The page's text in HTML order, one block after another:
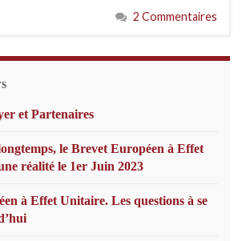
2 Commentaires
et Partenaires
le Brevet Européen à Effet
réalité le 1er Juin 2023
à Effet Unitaire. Les questions à se